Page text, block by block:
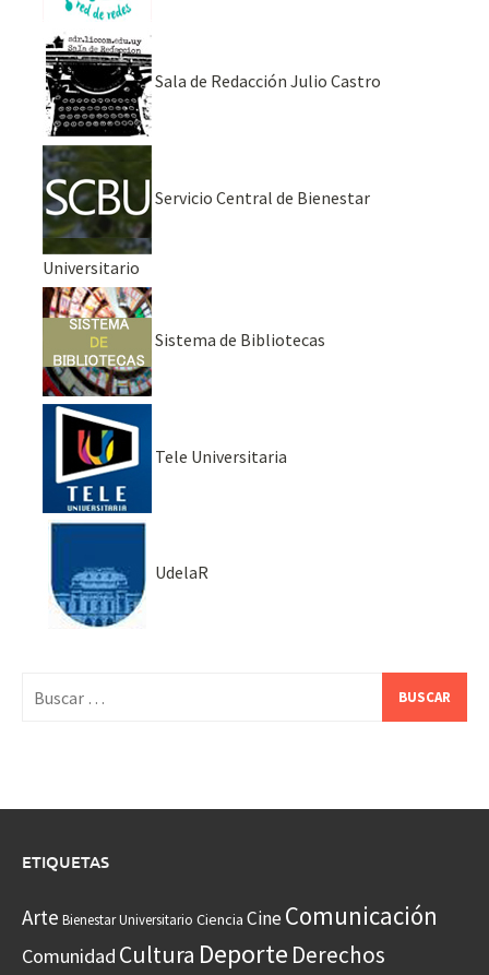
Sala de Redacción Julio Castro
Servicio Central de Bienestar
Universitario
Sistema de Bibliotecas
Tele Universitaria
UdelaR
ETIQUETAS
Arte Bienestar Universitario Ciencia CineComunicación
Comunidad Cultura Deporte Derechos